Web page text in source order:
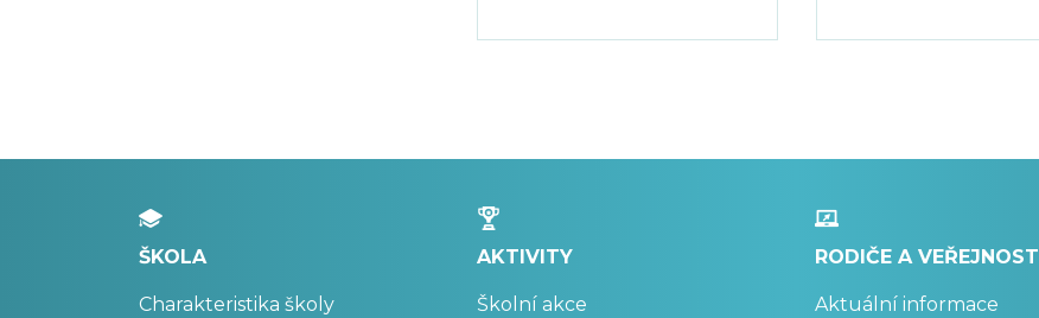
ŠKOLA
Charakteristika školy
AKTIVITY
Školní akce
RODIČE A VEŘEJNOST
Aktuální informace